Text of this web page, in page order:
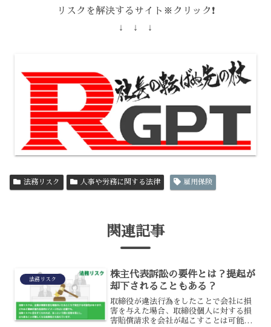
リスクを解決するサイト※クリック❗️
↓ ↓ ↓
法務リスク 人事や労務に関する法律 雇用保険
関連記事
法務リスク
株主代表訴訟の要件とは？提起が
却下されることもある？
取締役が違法行為をしたことで会社に損
害を与えた場合、取締役個人に対する損
害賠償請求を会社が起こすことは可能で